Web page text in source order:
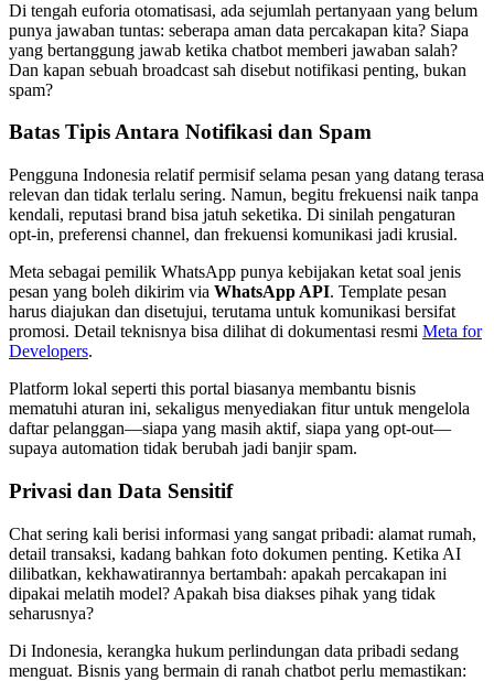
Di tengah euforia otomatisasi, ada sejumlah pertanyaan yang belum
punya jawaban tuntas: seberapa aman data percakapan kita? Siapa
yang bertanggung jawab ketika chatbot memberi jawaban salah?
Dan kapan sebuah broadcast sah disebut notifikasi penting, bukan
spam?
Batas Tipis Antara Notifikasi dan Spam
Pengguna Indonesia relatif permisif selama pesan yang datang terasa
relevan dan tidak terlalu sering. Namun, begitu frekuensi naik tanpa
kendali, reputasi brand bisa jatuh seketika. Di sinilah pengaturan
opt-in, preferensi channel, dan frekuensi komunikasi jadi krusial.
Meta sebagai pemilik WhatsApp punya kebijakan ketat soal jenis
pesan yang boleh dikirim via WhatsApp API. Template pesan
harus diajukan dan disetujui, terutama untuk komunikasi bersifat
promosi. Detail teknisnya bisa dilihat di dokumentasi resmi Meta for
Developers.
Platform lokal seperti this portal biasanya membantu bisnis
mematuhi aturan ini, sekaligus menyediakan fitur untuk mengelola
daftar pelanggan—siapa yang masih aktif, siapa yang opt-out—
supaya automation tidak berubah jadi banjir spam.
Privasi dan Data Sensitif
Chat sering kali berisi informasi yang sangat pribadi: alamat rumah,
detail transaksi, kadang bahkan foto dokumen penting. Ketika AI
dilibatkan, kekhawatirannya bertambah: apakah percakapan ini
dipakai melatih model? Apakah bisa diakses pihak yang tidak
seharusnya?
Di Indonesia, kerangka hukum perlindungan data pribadi sedang
menguat. Bisnis yang bermain di ranah chatbot perlu memastikan: